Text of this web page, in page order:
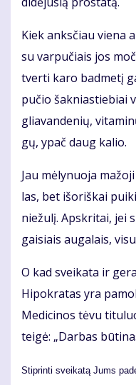
Kiek anks­čiau vie­na
su var­pu­čiais jos
tver­ti ka­ro bad­me­tį
pu­čio šak­nias­tie­biai
glia­van­de­nių,
gų, ypač daug ka­lio.
Jau mė­ly­nuo­ja
las, bet iš­oriš­kai
nie­žu­lį. Ap­skri­tai, jei
gai­siais au­ga­lais,
O kad svei­ka­ta ir
Hi­pok­ra­tas yra
Me­di­ci­nos tė­vu
tei­gė: „Dar­bas
Stiprinti sveikatą Jums